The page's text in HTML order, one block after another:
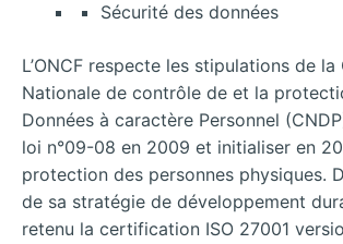
Sécurité des données
L’ONCF respecte les stipulations de
Nationale de contrôle de et la
Données à caractère Personnel
loi n°09-08 en 2009 et initialiser en
protection des personnes physiques.
de sa stratégie de développement
retenu la certification ISO 27001